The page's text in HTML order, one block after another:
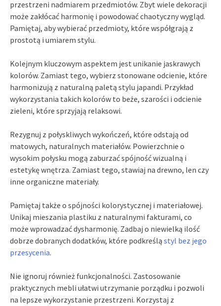
przestrzeni nadmiarem przedmiotów. Zbyt wiele dekoracji
może zakłócać harmonię i powodować chaotyczny wygląd.
Pamiętaj, aby wybierać przedmioty, które współgrają z
prostotą i umiarem stylu.
Kolejnym kluczowym aspektem jest unikanie jaskrawych
kolorów. Zamiast tego, wybierz stonowane odcienie, które
harmonizują z naturalną paletą stylu japandi. Przykład
wykorzystania takich kolorów to beże, szarości i odcienie
zieleni, które sprzyjają relaksowi.
Rezygnuj z połyskliwych wykończeń, które odstają od
matowych, naturalnych materiałów. Powierzchnie o
wysokim połysku mogą zaburzać spójność wizualną i
estetykę wnętrza. Zamiast tego, stawiaj na drewno, len czy
inne organiczne materiały.
Pamiętaj także o spójności kolorystycznej i materiałowej.
Unikaj mieszania plastiku z naturalnymi fakturami, co
może wprowadzać dysharmonię. Zadbaj o niewielką ilość
dobrze dobranych dodatków, które podkreślą styl bez jego
przesycenia.
Nie ignoruj również funkcjonalności. Zastosowanie
praktycznych mebli ułatwi utrzymanie porządku i pozwoli
na lepsze wykorzystanie przestrzeni. Korzystaj z